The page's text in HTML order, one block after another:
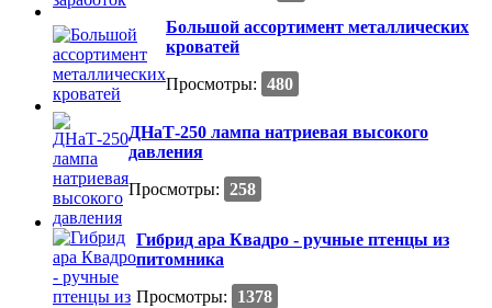
Большой ассортимент металлических
кроватей
Просмотры: 480
ДНаТ-250 лампа натриевая высокого
давления
Просмотры: 258
Гибрид ара Квадро - ручные птенцы из
питомника
Просмотры:
1378